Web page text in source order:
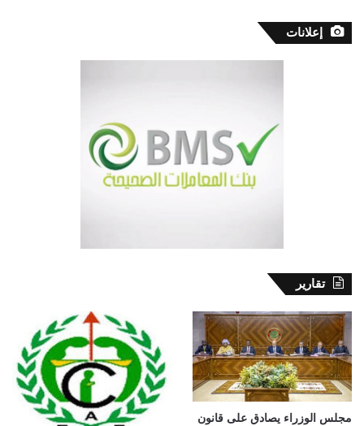
إعلانات
تقارير
مجلس الوزراء يصادق على قانون